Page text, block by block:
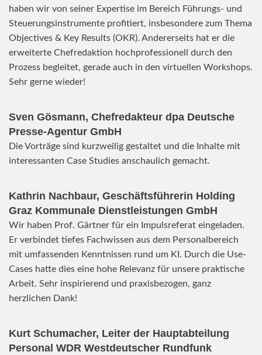
haben wir von seiner Expertise im Bereich Führungs- und
Steuerungsinstrumente profitiert, insbesondere zum Thema
Objectives & Key Results (OKR). Andererseits hat er die
erweiterte Chefredaktion hochprofessionell durch den
Prozess begleitet, gerade auch in den virtuellen Workshops.
Sehr gerne wieder!
Sven Gösmann, Chefredakteur dpa Deutsche
Presse-Agentur GmbH
Die Vorträge sind kurzweilig gestaltet und die Inhalte mit
interessanten Case Studies anschaulich gemacht.
Kathrin Nachbaur, Geschäftsführerin Holding
Graz Kommunale Dienstleistungen GmbH
Wir haben Prof. Gärtner für ein Impulsreferat eingeladen.
Er verbindet tiefes Fachwissen aus dem Personalbereich
mit umfassenden Kenntnissen rund um KI. Durch die Use-
Cases hatte dies eine hohe Relevanz für unsere praktische
Arbeit. Sehr inspirierend und praxisbezogen, ganz
herzlichen Dank!
Kurt Schumacher, Leiter der Hauptabteilung
Personal WDR Westdeutscher Rundfunk